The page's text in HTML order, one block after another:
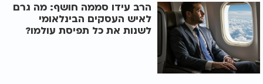
הרב עידו סממה חושף: מה גרם
לאיש העסקים הבינלאומי
לשנות את כל תפיסת עולמו?